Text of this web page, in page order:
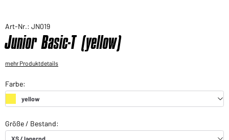
Art-Nr.: JN019
Junior Basic-T (yellow)
mehr Produktdetails